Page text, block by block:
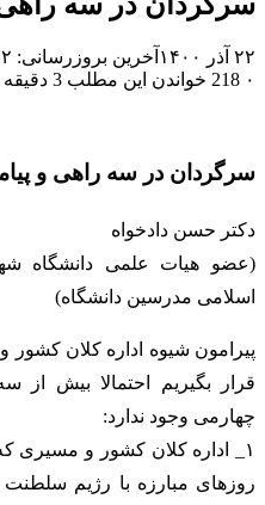
۲۲ آذر ۱۴۰۰
آخرین بروزرسانی: ۲۲ آذر ۱۴۰۰
۰
خواندن این مطلب 3 دقیقه زمان می‌برد
سرگردان در سه راهی و
دکتر حسن دادخواه
(عضو هیات علمی دانشگاه
اسلامی مدرسین دانشگاه)
پیرامون شیوه اداره کلان کشور
قرار بگیریم احتمالا بیش از
چهارمی وجود ندارد:
۱_ اداره کلان کشور و مسیری
روزهای مبارزه با رژیم